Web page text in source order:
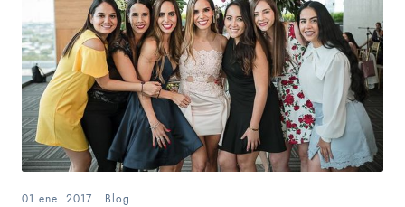
01.ene..2017 . Blog